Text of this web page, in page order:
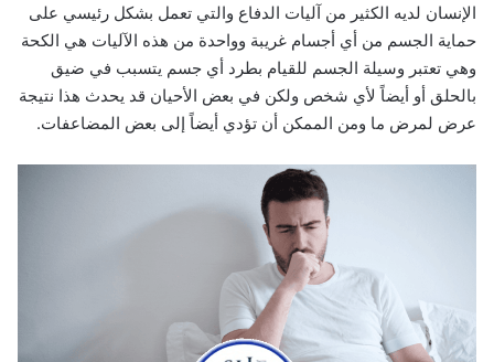
الإنسان لديه الكثير من آليات الدفاع والتي تعمل بشكل رئيسي على
حماية الجسم من أي أجسام غريبة وواحدة من هذه الآليات هي الكحة
وهي تعتبر وسيلة الجسم للقيام بطرد أي جسم يتسبب في ضيق
بالحلق أو أيضاً لأي شخص ولكن في بعض الأحيان قد يحدث هذا نتيجة
عرض لمرض ما ومن الممكن أن تؤدي أيضاً إلى بعض المضاعفات.